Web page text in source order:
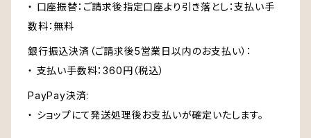
・ 口座振替：ご請求後指定口座より引き落とし：支払い手
数料：無料
銀行振込決済（ご請求後5営業日以内のお支払い）：
・ 支払い手数料：360円（税込）
PayPay決済:
・ ショップにて発送処理後お支払いが確定いたします。